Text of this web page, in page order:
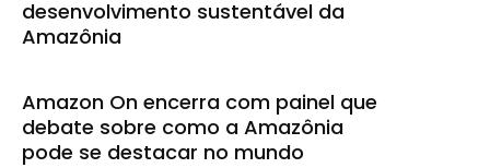
desenvolvimento sustentável da
Amazônia
Amazon On encerra com painel que
debate sobre como a Amazônia
pode se destacar no mundo